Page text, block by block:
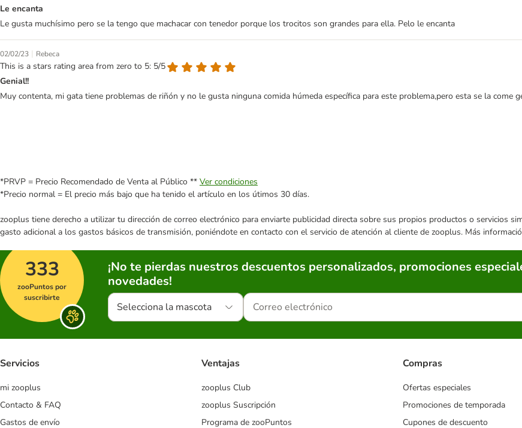
Le encanta
Le gusta muchísimo pero se la tengo que machacar con tenedor porque los trocitos son grandes para ella. Pelo le encanta
02/02/23 | Rebeca
This is a stars rating area from zero to 5: 5/5
Genial!!
Muy contenta, mi gata tiene problemas de riñón y no le gusta ninguna comida húmeda específica para este problema,pero esta se la come
*PRVP = Precio Recomendado de Venta al Público ** Ver condiciones
*Precio normal = El precio más bajo que ha tenido el artículo en los útimos 30 días.
zooplus tiene derecho a utilizar tu dirección de correo electrónico para enviarte publicidad directa sobre sus propios productos o servicios
gasto adicional a los gastos básicos de transmisión, poniéndote en contacto con el servicio de atención al cliente de zooplus. Más
333
zooPuntos por
suscribirte
¡No te pierdas nuestros descuentos personalizados, promociones
novedades!
Selecciona la mascota
Servicios
mi zooplus
Contacto & FAQ
Gastos de envío
Ventajas
zooplus Club
zooplus Suscripción
Programa de zooPuntos
Compras
Ofertas especiales
Promociones de temporada
Cupones de descuento